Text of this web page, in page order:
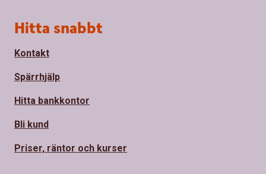
Sidfot
Hitta snabbt
Kontakt
Spärrhjälp
Hitta bankkontor
Bli kund
Priser, räntor och kurser